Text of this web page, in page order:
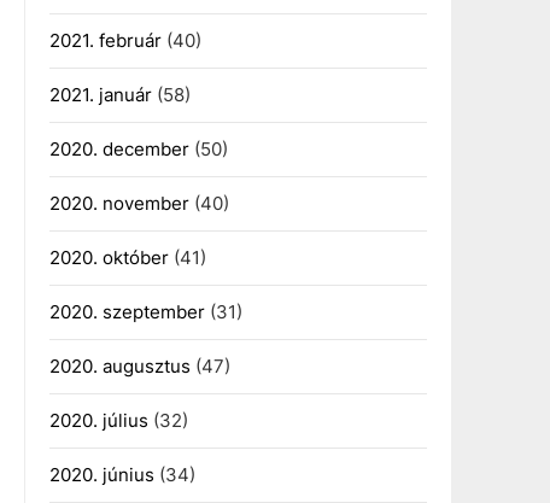
2021. február(40)
2021. január(58)
2020. december(50)
2020. november(40)
2020. október(41)
2020. szeptember(31)
2020. augusztus (47)
2020. július (32)
2020. június (34)